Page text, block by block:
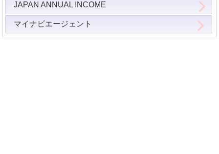
JAPAN ANNUAL INCOME
マイナビエージェント